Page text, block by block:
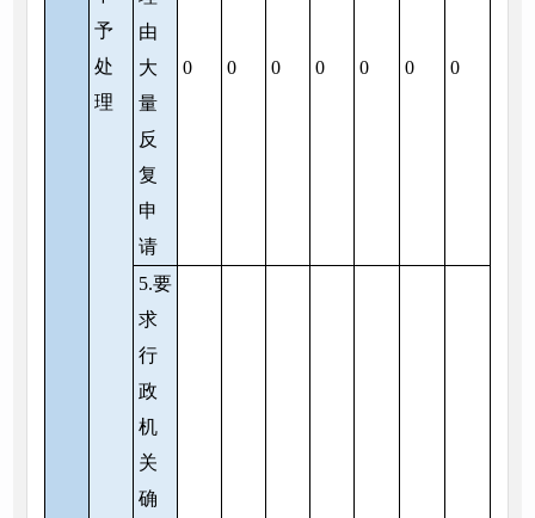
予
处
理
由
大
量
反
复
申
请
0 0 0 0 0 0 0
5.要
求
行
政
机
关
确